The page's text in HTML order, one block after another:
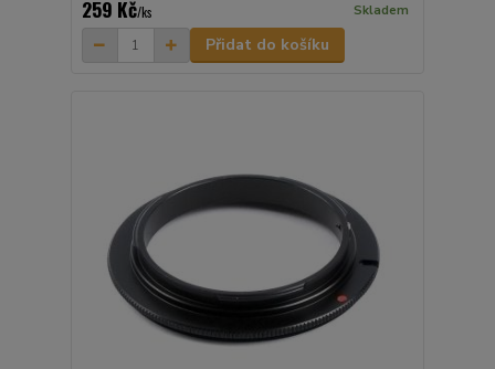
259 Kč/ks Skladem
Přidat do košíku